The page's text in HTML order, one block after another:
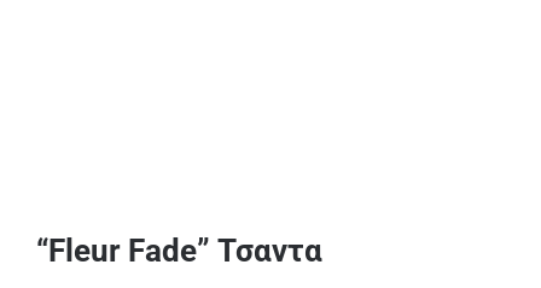
“Fleur Fade” Τσαντα